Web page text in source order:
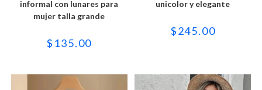
variantes.
opciones
elegir
de
producto
informal con lunares para
mujer talla grande
$ 135.00
variantes.
se
pueden
de
producto
unicolor y elegante
$245.00